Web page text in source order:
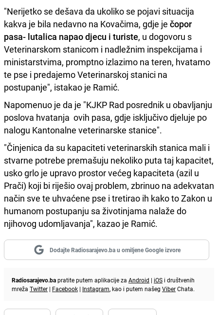
"Nerijetko se dešava da ukoliko se pojavi situacija
kakva je bila nedavno na Kovačima, gdje je čopor
pasa- lutalica napao djecu i turiste, u dogovoru s
Veterinarskom stanicom i nadležnim inspekcijama i
ministarstvima, promptno izlazimo na teren, hvatamo
te pse i predajemo Veterinarskoj stanici na
postupanje", istakao je Ramić.
Napomenuo je da je "KJKP Rad posrednik u obavljanju
poslova hvatanja ovih pasa, gdje isključivo djeluje po
nalogu Kantonalne veterinarske stanice".
"Činjenica da su kapaciteti veterinarskih stanica mali i
stvarne potrebe premašuju nekoliko puta taj kapacitet,
usko grlo je upravo prostor većeg kapaciteta (azil u
Prači) koji bi riješio ovaj problem, zbrinuo na adekvatan
način sve te uhvaćene pse i tretirao ih kako to Zakon u
humanom postupanju sa životinjama nalaže do
njihovog udomljavanja", kazao je Ramić.
Dodajte Radiosarajevo.ba u omiljene Google izvore
Radiosarajevo.bapratite putem aplikacije za Android | iOS i društvenih
mreža Twitter | Facebook | Instagram, kao i putem našeg ViberChata.